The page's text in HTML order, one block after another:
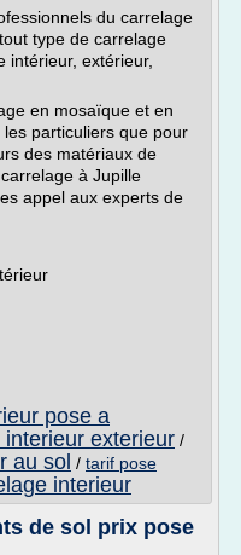
du carrelage
type de carrelage
intérieur, extérieur,
en mosaïque et en
particuliers que pour
des matériaux de
à Jupille
appel aux experts de
pose a
exterieur /
au sol / tarif pose
interieur
de sol prix pose